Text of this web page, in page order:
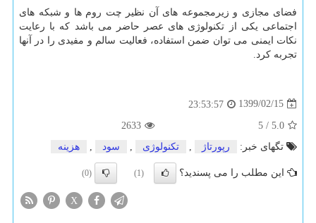
فضای مجازی و زیرمجموعه های آن نظیر چت روم ها و شبکه های
اجتماعی یکی از تکنولوژی های عصر حاضر می باشد که با رعایت
نکات ایمنی می توان ضمن استفاده، فعالیت سالم و مفیدی را در آنها
تجربه کرد
1399/02/15
23:53:57
5.0
/
5
2633
تگهای خبر:
رپورتاژ تكنولوژی سود هزینه
این مطلب را می پسندید؟ (1)
(0)
X